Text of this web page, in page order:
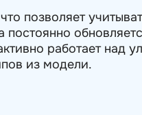
позволяет
работает над
из модели.